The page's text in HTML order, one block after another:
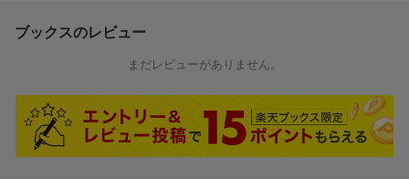
ブックスのレビュー
まだレビューがありません。